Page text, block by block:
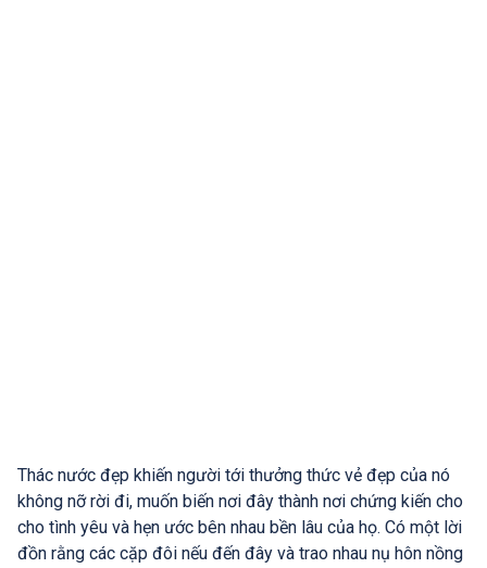
Thác nước đẹp khiến người tới thưởng thức vẻ đẹp của nó
không nỡ rời đi, muốn biến nơi đây thành nơi chứng kiến cho
cho tình yêu và hẹn ước bên nhau bền lâu của họ. Có một lời
đồn rằng các cặp đôi nếu đến đây và trao nhau nụ hôn nồng